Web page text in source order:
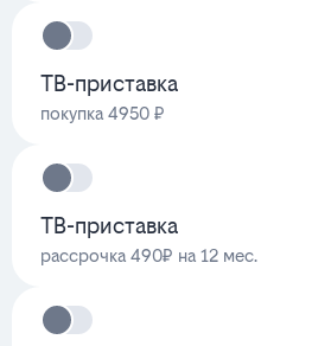
ТВ-приставка
покупка 4950 ₽
ТВ-приставка
рассрочка 490₽ на 12 мес.